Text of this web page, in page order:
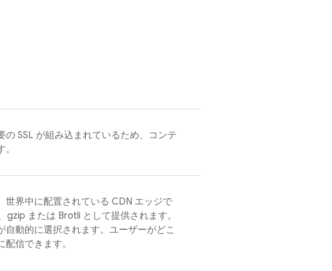
の SSL が組み込まれているため、コンテ
世界中に配置されている CDN エッジで
gzip または Brotli として提供されます。
自動的に選択されます。ユーザーがどこ
信できます。